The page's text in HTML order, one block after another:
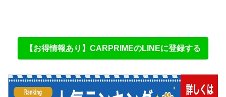
【お得情報あり】CARPRIMEのLINEに登録する